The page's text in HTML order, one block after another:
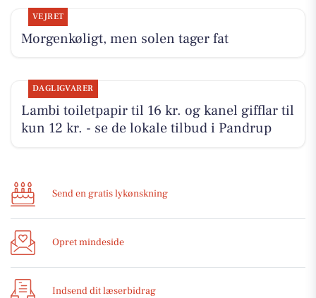
VEJRET
Morgenkøligt, men solen tager fat
DAGLIGVARER
Lambi toiletpapir til 16 kr. og kanel gifflar til
kun 12 kr. - se de lokale tilbud i Pandrup
Send en gratis lykønskning
Opret mindeside
Indsend dit læserbidrag